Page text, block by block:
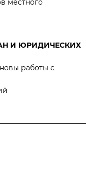
местного
И ЮРИДИЧЕСКИХ
работы с